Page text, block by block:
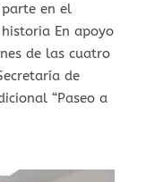
en el
En apoyo
de las cuatro
de
“Paseo a